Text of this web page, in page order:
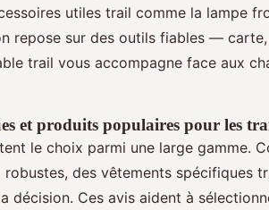
utiles trail comme la lampe
repose sur des outils fiables —
trail vous accompagne face aux
et produits populaires pour les
le choix parmi une large gamme.
des vêtements spécifiques
décision. Ces avis aident à